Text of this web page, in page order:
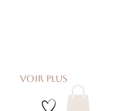
voir plus